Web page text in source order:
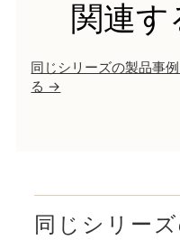
関連す
同じシリーズの製品事
る →